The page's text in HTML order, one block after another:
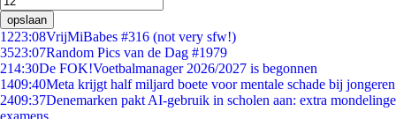
opslaan
1223:08VrijMiBabes #316 (not very sfw!)
3523:07Random Pics van de Dag #1979
214:30De FOK!Voetbalmanager 2026/2027 is begonnen
1409:40Meta krijgt half miljard boete voor mentale schade bij jongeren
2409:37Denemarken pakt AI-gebruik in scholen aan: extra mondelinge
examens